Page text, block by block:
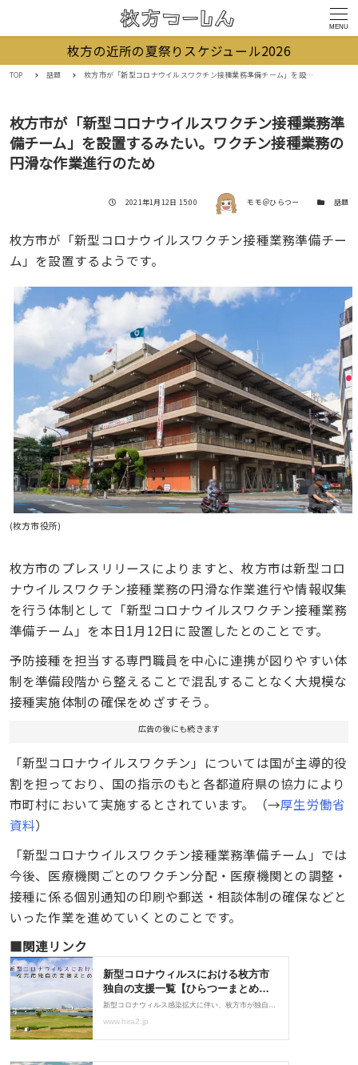
MENU
枚方の近所の夏祭りスケジュール2026
TOP 話題 枚方市が「新型コロナウイルスワクチン接種業務準備チーム」を設置するみたい。ワクチン接種業務の円滑な作業進行のため
枚方市が「新型コロナウイルスワクチン接種業務準
備チーム」を設置するみたい。ワクチン接種業務の
円滑な作業進行のため
投稿日
2021年1月12日 15:00 著者 モモ＠ひらつー カテゴリー
話題
枚方市が「新型コロナウイルスワクチン接種業務準備チー
ム」を設置するようです。
(枚方市役所)
枚方市のプレスリリースによりますと、枚方市は新型コロ
ナウイルスワクチン接種業務の円滑な作業進行や情報収集
を行う体制として「新型コロナウイルスワクチン接種業務
準備チーム」を本日1月12日に設置したとのことです。
予防接種を担当する専門職員を中心に連携が図りやすい体
制を準備段階から整えることで混乱することなく大規模な
接種実施体制の確保をめざすそう。
広告の後にも続きます
「新型コロナウイルスワクチン」については国が主導的役
割を担っており、国の指示のもと各都道府県の協力により
市町村において実施するとされています。（→厚生労働省
資料）
「新型コロナウイルスワクチン接種業務準備チーム」では
今後、医療機関ごとのワクチン分配・医療機関との調整・
接種に係る個別通知の印刷や郵送・相談体制の確保などと
いった作業を進めていくとのことです。
■関連リンク